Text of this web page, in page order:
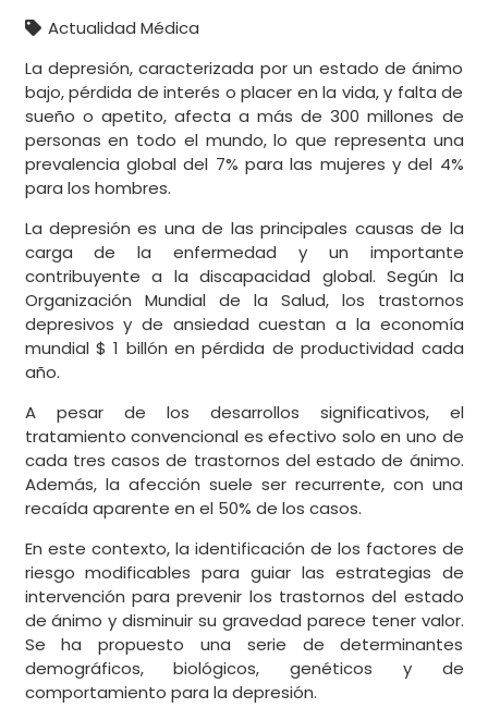
Actualidad Médica
La depresión, caracterizada por un estado de ánimo
bajo, pérdida de interés o placer en la vida, y falta de
sueño o apetito, afecta a más de 300 millones de
personas en todo el mundo, lo que representa una
prevalencia global del 7% para las mujeres y del 4%
para los hombres.
La depresión es una de las principales causas de la
carga de la enfermedad y un importante
contribuyente a la discapacidad global. Según la
Organización Mundial de la Salud, los trastornos
depresivos y de ansiedad cuestan a la economía
mundial $ 1 billón en pérdida de productividad cada
año.
A pesar de los desarrollos significativos, el
tratamiento convencional es efectivo solo en uno de
cada tres casos de trastornos del estado de ánimo.
Además, la afección suele ser recurrente, con una
recaída aparente en el 50% de los casos.
En este contexto, la identificación de los factores de
riesgo modificables para guiar las estrategias de
intervención para prevenir los trastornos del estado
de ánimo y disminuir su gravedad parece tener valor.
Se ha propuesto una serie de determinantes
demográficos, biológicos, genéticos y de
comportamiento para la depresión.